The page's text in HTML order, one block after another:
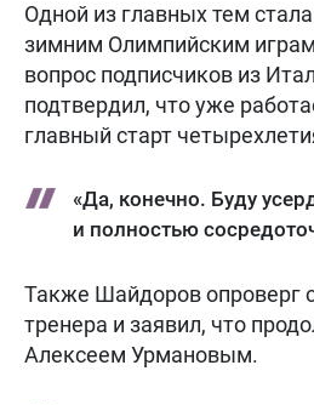
Одной из главных тем
зимним Олимпийским
вопрос подписчиков из
подтвердил, что уже
главный старт
«Да, конечно. Буду
и полностью
Также Шайдоров опроверг
тренера и заявил, что
Алексеем Урмановым.